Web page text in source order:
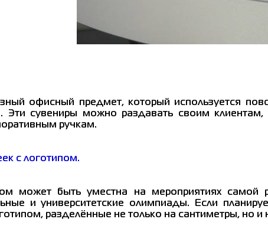
офисный предмет, который используется
Эти сувениры можно раздавать своим
ручкам.
с логотипом.
может быть уместна на мероприятиях самой
и университетские олимпиады. Если
разделённые не только на сантиметры, но